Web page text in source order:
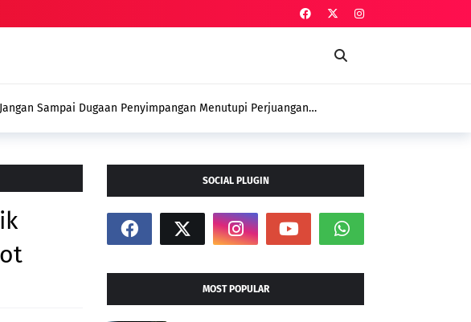
Sampai Dugaan Penyimpangan Menutupi Perjuangan
SOCIAL PLUGIN
MOST POPULAR